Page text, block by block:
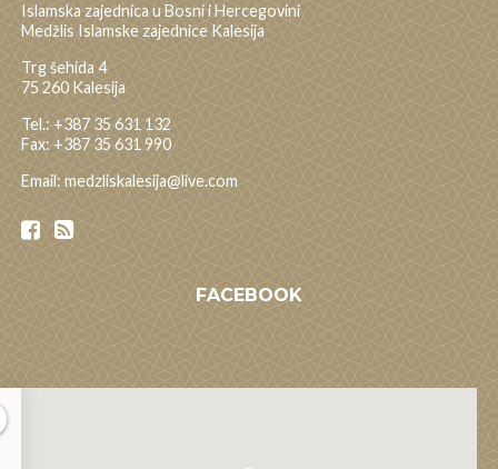
Islamska zajednica u Bosni i Hercegovini
Medžlis Islamske zajednice Kalesija
Trg šehida 4
75 260 Kalesija
Tel.: +387 35 631 132
Fax: +387 35 631 990
Email: medzliskalesija@live.com
FACEBOOK